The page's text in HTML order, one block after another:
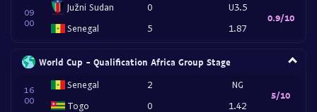
09
00
Južni Sudan
Senegal
0
5
U3.5
1.87
0.9/10
World Cup - Qualification Africa Group Stage
16
00
Senegal
Togo
2
0
NG
1.42
5/10